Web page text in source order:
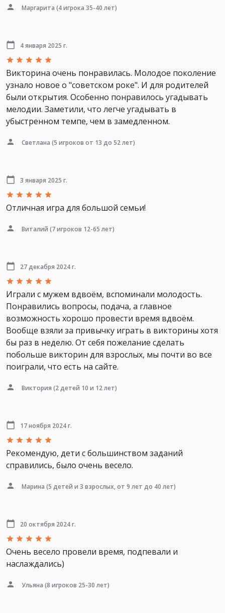
Маргарита (4 игрока 35-40 лет)
4 января 2025 г.
Викторина очень понравилась. Молодое поколение
узнало новое о "советском роке". И для родителей
были открытия. Особенно понравилось угадывать
мелодии. Заметили, что легче угадывать в
убыстренном темпе, чем в замедленном.
Светлана (5 игроков от 13 до 52 лет)
3 января 2025 г.
Отличная игра для большой семьи!
Виталий (7 игроков 12-65 лет)
27 декабря 2024 г.
Играли с мужем вдвоём, вспоминали молодость.
Понравились вопросы, подача, а главное
возможность хорошо провести время вдвоём.
Вообще взяли за привычку играть в викторины хотя
бы раз в неделю. От себя пожелание сделать
побольше викторин для взрослых, мы почти во все
поиграли, что есть на сайте.
Виктория (2 детей 10 и 12 лет)
17 ноября 2024 г.
Рекомендую, дети с большинством заданий
справились, было очень весело.
Марина (5 детей и 3 взрослых, от 9 лет до 40 лет)
20 октября 2024 г.
Очень весело провели время, подпевали и
наслаждались)
Ульяна (8 игроков 25-30 лет)